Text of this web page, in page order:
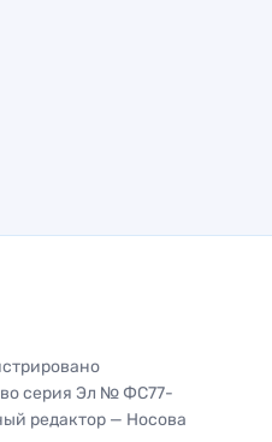
серия Эл № ФС77-
редактор — Носова